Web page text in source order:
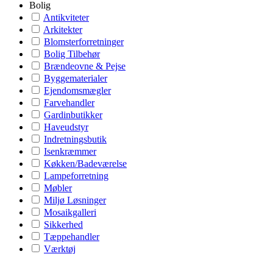
Bolig
Antikviteter
Arkitekter
Blomsterforretninger
Bolig Tilbehør
Brændeovne & Pejse
Byggematerialer
Ejendomsmægler
Farvehandler
Gardinbutikker
Haveudstyr
Indretningsbutik
Isenkræmmer
Køkken/Badeværelse
Lampeforretning
Møbler
Miljø Løsninger
Mosaikgalleri
Sikkerhed
Tæppehandler
Værktøj